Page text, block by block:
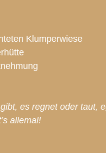
Klumperwiese
es regnet oder taut,
allemal!